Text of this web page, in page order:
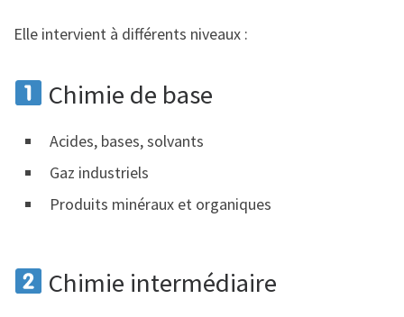
Elle intervient à différents niveaux :
Chimie de base
Acides, bases, solvants
Gaz industriels
Produits minéraux et organiques
Chimie intermédiaire